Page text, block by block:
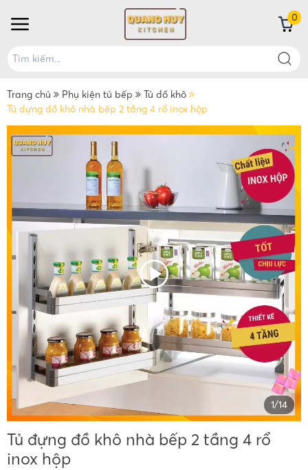
0
Trang chủ Phụ kiện tủ bếp
Tủ đồ khô
Tủ đựng đồ khô nhà bếp 2 tầng 4 rổ inox hộp
1/14
Tủ đựng đồ khô nhà bếp 2 tầng 4 rổ
inox hộp